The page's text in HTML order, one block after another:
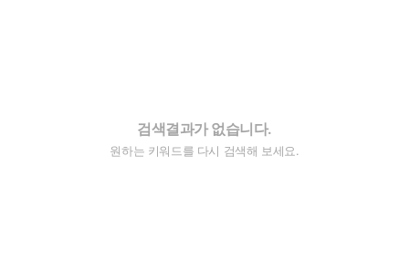
검색결과가 없습니다.
원하는 키워드를 다시 검색해 보세요.